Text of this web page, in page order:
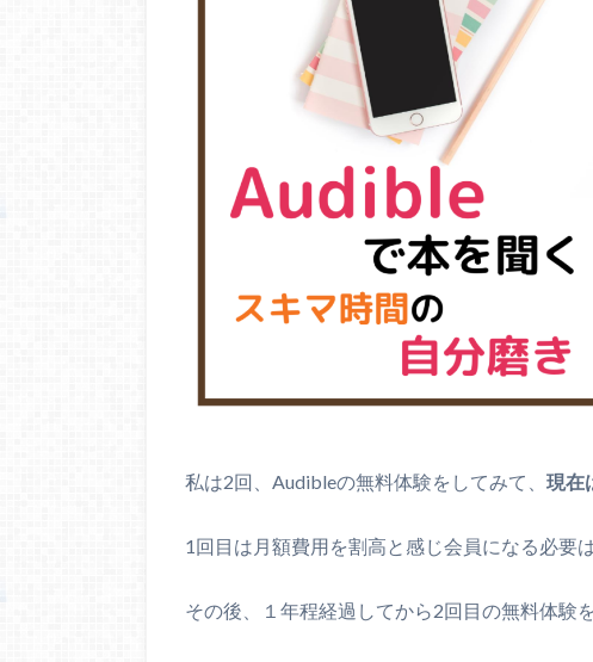
私は2回、Audibleの無料体験をしてみて、 現在
1回目は月額費用を割高と感じ会員になる必要
その後、１年程経過してから2回目の無料体験を